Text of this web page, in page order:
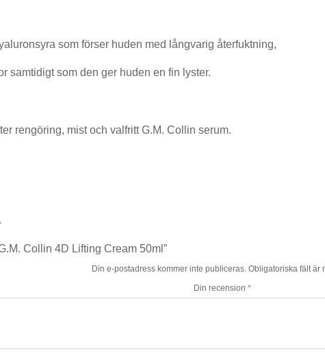
som förser huden med långvarig återfuktning,
samtidigt som den ger huden en fin lyster.
rengöring, mist och valfritt G.M. Collin serum.
Collin 4D Lifting Cream 50ml”
Din e-postadress kommer inte publiceras. Obligatoriska fält är
Din recension *